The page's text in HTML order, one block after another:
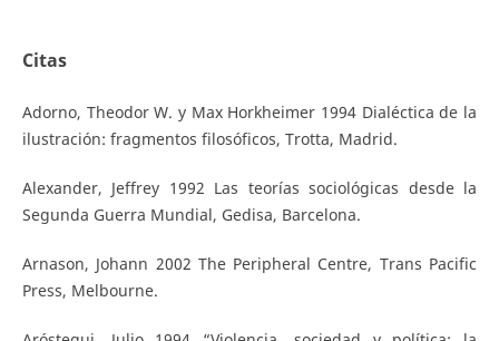
Citas
Adorno, Theodor W. y Max Horkheimer 1994 Dialéctica de la
ilustración: fragmentos filosóficos, Trotta, Madrid.
Alexander, Jeffrey 1992 Las teorías sociológicas desde la
Segunda Guerra Mundial, Gedisa, Barcelona.
Arnason, Johann 2002 The Peripheral Centre, Trans Pacific
Press, Melbourne.